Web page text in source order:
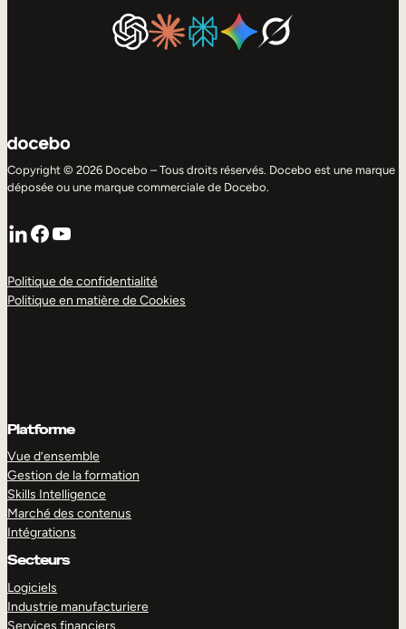
Copyright © 2026 Docebo – Tous droits réservés. Docebo est une marque
déposée ou une marque commerciale de Docebo.
LinkedIn
Facebook
YouTube
Politique de confidentialité
Politique en matière de Cookies
Platforme
Vue d’ensemble
Gestion de la formation
Skills Intelligence
Marché des contenus
Intégrations
Secteurs
Logiciels
Industrie manufacturiere
Services financiers